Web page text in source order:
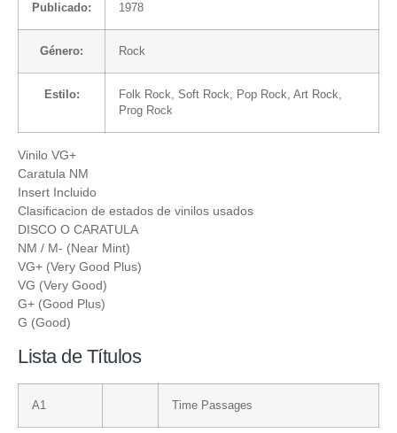
Publicado: 1978
Género: Rock
Estilo: Folk Rock Soft Rock Pop Rock Art Rock
Prog Rock
Vinilo VG+
Caratula NM
Insert Incluido
Clasificacion de estados de vinilos usados
DISCO O CARATULA
NM / M- (Near Mint)
VG+ (Very Good Plus)
VG (Very Good)
G+ (Good Plus)
G (Good)
Lista de Títulos
A1 Time Passages